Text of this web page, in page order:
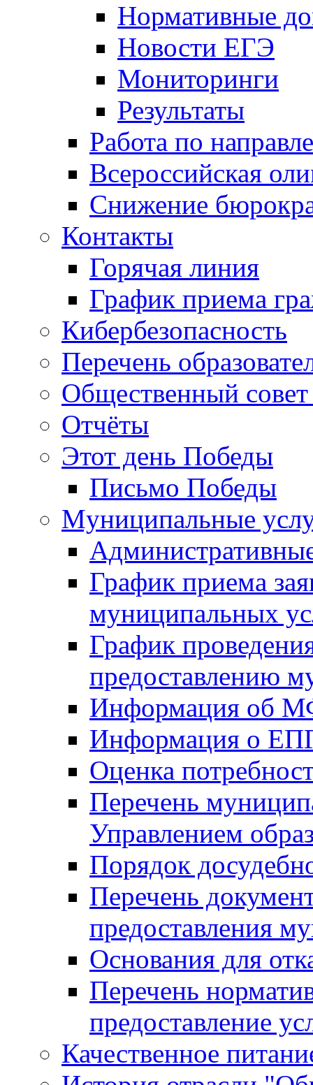
Нормативные
Новости ЕГЭ
Мониторинги
Результаты
Работа по
Всероссийская
Снижение
Контакты
Горячая линия
График приема
Кибербезопасность
Перечень
Общественный
Отчёты
Этот день Победы
Письмо Победы
Mуниципальные
График приема
муниципальных
График
предоставлению
Информация об
Информация о
Оценка
Перечень
Управлением
Порядок
Перечень
предоставления
Основания для
Перечень
предоставление
Качественное